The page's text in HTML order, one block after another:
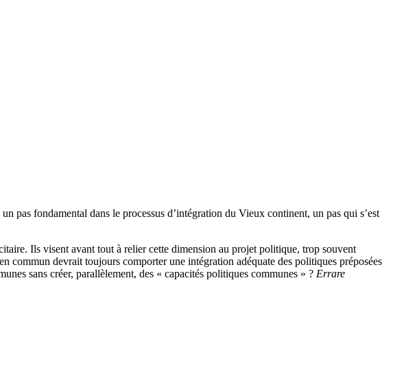
pas fondamental dans le processus d’intégration du Vieux continent, un pas qui s’est
Ils visent avant tout à relier cette dimension au projet politique, trop souvent
commun devrait toujours comporter une intégration adéquate des politiques préposées
sans créer, parallèlement, des « capacités politiques communes » ? Errare